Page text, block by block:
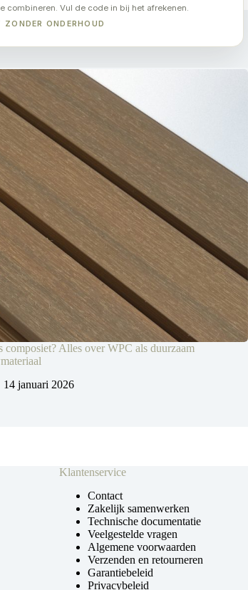
combineren. Vul de code in bij het afrekenen.
ZONDER ONDERHOUD
composiet? Alles over WPC als duurzaam
14 januari 2026
Klantenservice
Contact
Zakelijk samenwerken
Technische documentatie
Veelgestelde vragen
Algemene voorwaarden
Verzenden en retourneren
Garantiebeleid
Privacybeleid